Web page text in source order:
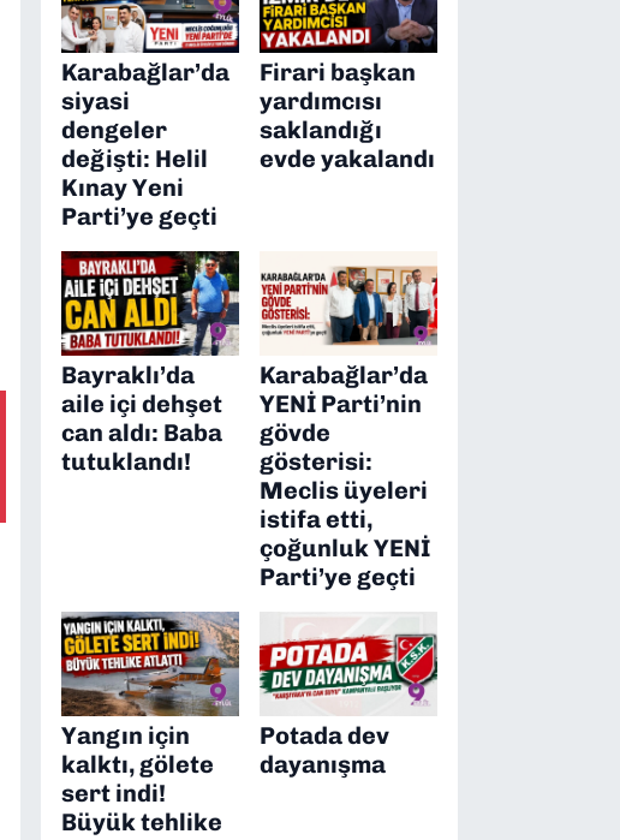
Karabağlar’da
siyasi
dengeler
değişti: Helil
Kınay Yeni
Parti’ye geçti
Firari başkan
yardımcısı
saklandığı
evde yakalandı
Bayraklı’da
aile içi dehşet
can aldı: Baba
tutuklandı!
Karabağlar’da
YENİ Parti’nin
gövde
gösterisi:
Meclis üyeleri
istifa etti,
çoğunluk YENİ
Parti’ye geçti
Yangın için
kalktı, gölete
sert indi!
Büyük tehlike
Potada dev
dayanışma